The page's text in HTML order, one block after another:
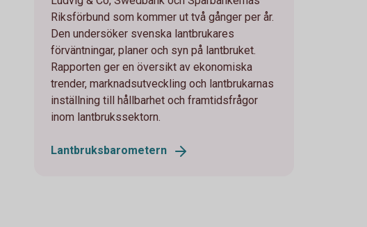
Riksförbund som kommer ut två gånger per år.
Den undersöker svenska lantbrukares
förväntningar, planer och syn på lantbruket.
Rapporten ger en översikt av ekonomiska
trender, marknadsutveckling och lantbrukarnas
inställning till hållbarhet och framtidsfrågor
inom lantbrukssektorn.
Lantbruksbarometern